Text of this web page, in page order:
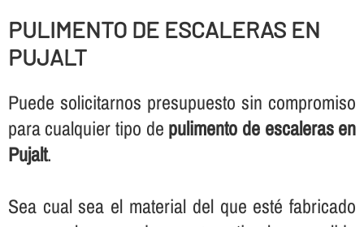
PULIMENTO DE ESCALERAS EN
PUJALT
Puede solicitarnos presupuesto sin compromiso
para cualquier tipo de pulimento de escaleras en
Pujalt.
Sea cual sea el material del que esté fabricado